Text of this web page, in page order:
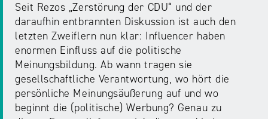
Seit Rezos „Zerstörung der CDU“ und der
daraufhin entbrannten Diskussion ist auch den
letzten Zweiflern nun klar: Influencer haben
enormen Einfluss auf die politische
Meinungsbildung. Ab wann tragen sie
gesellschaftliche Verantwortung, wo hört die
persönliche Meinungsäußerung auf und wo
beginnt die (politische) Werbung? Genau zu